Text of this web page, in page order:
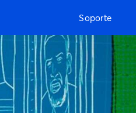
Soporte